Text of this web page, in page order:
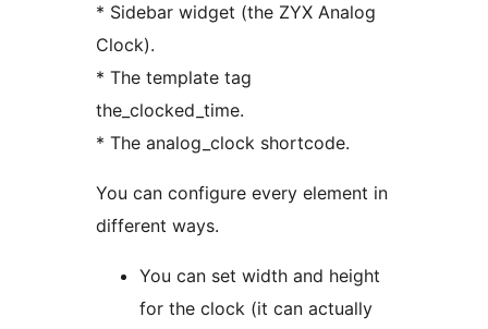
* Sidebar widget (the ZYX Analog
Clock).
* The template tag
the_clocked_time.
* The analog_clock shortcode.
You can configure every element in
different ways.
You can set width and height
for the clock (it can actually